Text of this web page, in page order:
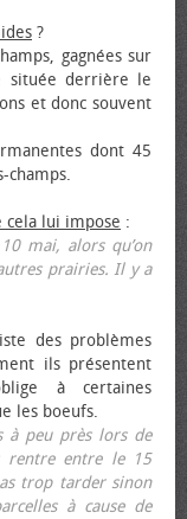
?
gagnées sur
située derrière le
et donc souvent
dont 45
champs.
cela lui impose :
mai, alors qu’on
prairies. Il y a
des problèmes
ils présentent
à certaines
les bœufs.
peu près lors de
rentre entre le 15
trop tarder sinon
à cause de